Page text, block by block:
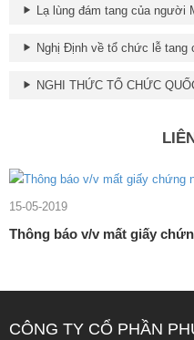
Lạ lùng đám tang của người
Nghị Định về tổ chức lễ
NGHI THỨC TỔ CHỨC
15-05-2019
Thông báo v/v mất giấy
CÔNG TY CỔ PHẦN